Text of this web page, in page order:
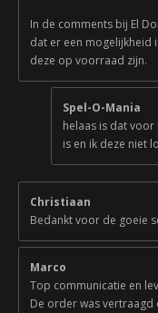
In de comments bij El
dat er een mogelijkheid
deze op voorraad zijn.
Spel-O-Mania
helaas is dat
is en ik deze niet
Christiaan
Bedankt voor de goeie
Marco
Top communicatie en
De order was